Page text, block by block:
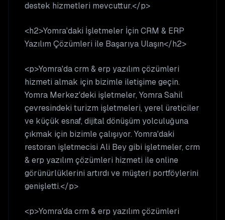
destek hizmetleri mevcuttur.</p>
<h2>Yomra'daki İşletmeler İçin CRM & ERP
Yazılım Çözümleri ile Başarıya Ulaşın</h2>
<p>Yomra'da crm & erp yazılım çözümleri
hizmeti almak için bizimle iletişime geçin.
Yomra Merkez'deki işletmeler, Yomra Sahil
çevresindeki turizm işletmeleri, yerel üreticiler
ve küçük esnaf, dijital dönüşüm yolculuğuna
çıkmak için bizimle çalışıyor. Yomra'daki
restoran işletmecisi Ali Bey gibi işletmeler, crm
& erp yazılım çözümleri hizmeti ile online
görünürlüklerini artırdı ve müşteri portföylerini
genişletti.</p>
<p>Yomra'da crm & erp yazılım çözümleri